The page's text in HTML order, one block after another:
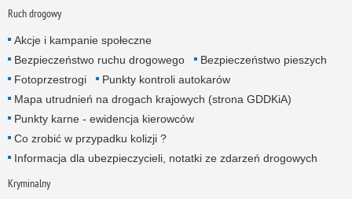
Ruch drogowy
Akcje i kampanie społeczne
Bezpieczeństwo ruchu drogowego
Bezpieczeństwo pieszych
Fotoprzestrogi
Punkty kontroli autokarów
Mapa utrudnień na drogach krajowych (strona GDDKiA)
Punkty karne - ewidencja kierowców
Co zrobić w przypadku kolizji ?
Informacja dla ubezpieczycieli, notatki ze zdarzeń drogowych
Kryminalny